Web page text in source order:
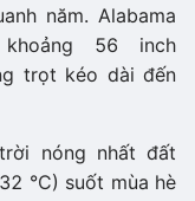
năm. Alabama
56 inch
trọt kéo dài đến
nóng nhất đất
°C) suốt mùa hè